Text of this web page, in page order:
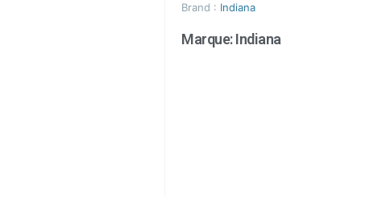
Brand : Indiana
Marque:Indiana